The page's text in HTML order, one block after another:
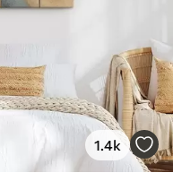
1.4k